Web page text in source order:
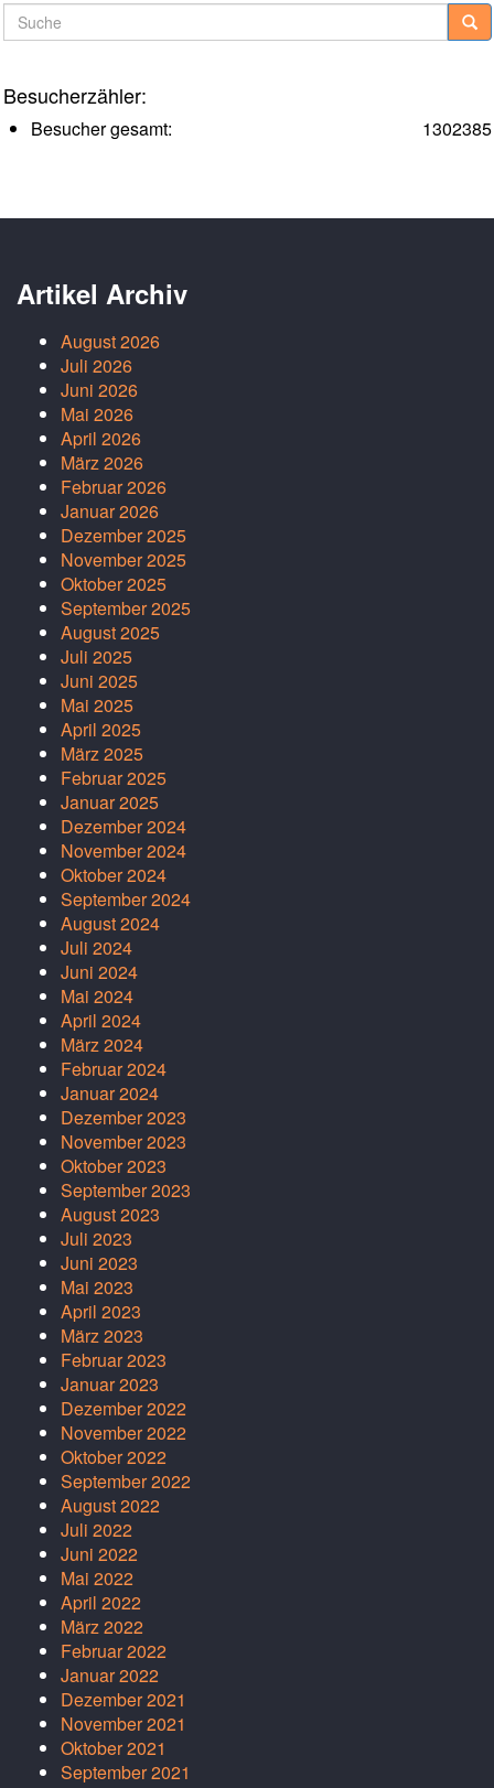
Suche
Besucherzähler:
1302385
Besucher gesamt:
Artikel Archiv
August 2026
Juli 2026
Juni 2026
Mai 2026
April 2026
März 2026
Februar 2026
Januar 2026
Dezember 2025
November 2025
Oktober 2025
September 2025
August 2025
Juli 2025
Juni 2025
Mai 2025
April 2025
März 2025
Februar 2025
Januar 2025
Dezember 2024
November 2024
Oktober 2024
September 2024
August 2024
Juli 2024
Juni 2024
Mai 2024
April 2024
März 2024
Februar 2024
Januar 2024
Dezember 2023
November 2023
Oktober 2023
September 2023
August 2023
Juli 2023
Juni 2023
Mai 2023
April 2023
März 2023
Februar 2023
Januar 2023
Dezember 2022
November 2022
Oktober 2022
September 2022
August 2022
Juli 2022
Juni 2022
Mai 2022
April 2022
März 2022
Februar 2022
Januar 2022
Dezember 2021
November 2021
Oktober 2021
September 2021